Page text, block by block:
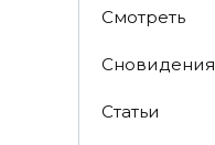
Смотреть
Сновидения
Статьи